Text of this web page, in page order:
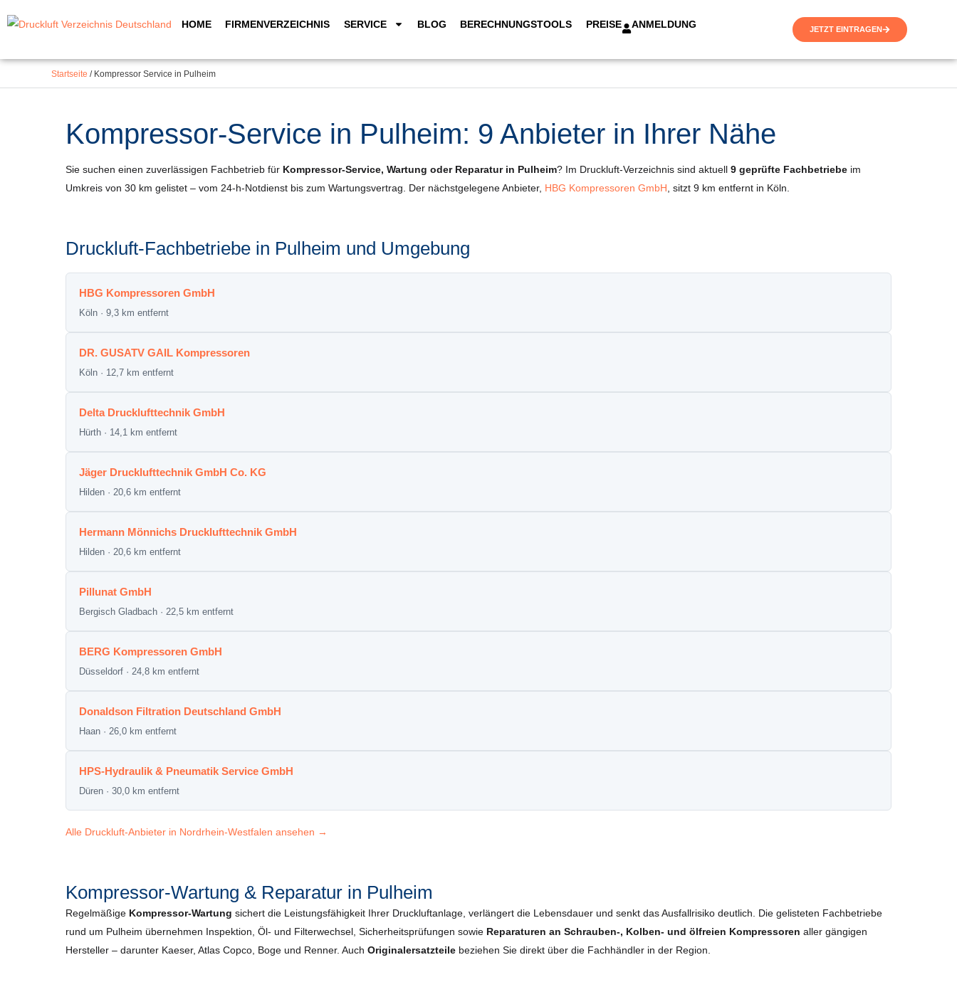
springen
Inhalt
HOME FIRMENVERZEICHNIS SERVICE BLOG BERECHNUNGSTOOLS PREISE ANMELDUNG JETZT EINTRAGEN
Startseite / Kompressor Service in Pulheim
Kompressor-Service in Pulheim: 9 Anbieter in Ihrer Nähe
Sie suchen einen zuverlässigen Fachbetrieb für Kompressor-Service, Wartung oder Reparatur in Pulheim? Im Druckluft-Verzeichnis sind aktuell 9 geprüfte Fachbetriebe im
Umkreis von 30 km gelistet – vom 24-h-Notdienst bis zum Wartungsvertrag. Der nächstgelegene Anbieter, HBG Kompressoren GmbH , sitzt 9 km entfernt in Köln.
Druckluft-Fachbetriebe in Pulheim und Umgebung
HBG Kompressoren GmbH
Köln · 9,3 km entfernt
DR. GUSATV GAIL Kompressoren
Köln · 12,7 km entfernt
Delta Drucklufttechnik GmbH
Hürth · 14,1 km entfernt
Jäger Drucklufttechnik GmbH Co. KG
Hilden · 20,6 km entfernt
Hermann Mönnichs Drucklufttechnik GmbH
Hilden · 20,6 km entfernt
Pillunat GmbH
Bergisch Gladbach · 22,5 km entfernt
BERG Kompressoren GmbH
Düsseldorf · 24,8 km entfernt
Donaldson Filtration Deutschland GmbH
Haan · 26,0 km entfernt
HPS-Hydraulik & Pneumatik Service GmbH
Düren · 30,0 km entfernt
Alle Druckluft-Anbieter in Nordrhein-Westfalen ansehen →
Kompressor-Wartung & Reparatur in Pulheim
Regelmäßige Kompressor-Wartung sichert die Leistungsfähigkeit Ihrer Druckluftanlage, verlängert die Lebensdauer und senkt das Ausfallrisiko deutlich. Die gelisteten Fachbetriebe
rund um Pulheim übernehmen Inspektion, Öl- und Filterwechsel, Sicherheits­prüfungen sowie Reparaturen an Schrauben-, Kolben- und ölfreien Kompressoren aller gängigen
Hersteller – darunter Kaeser, Atlas Copco, Boge und Renner. Auch Originalersatzteile beziehen Sie direkt über die Fachhändler in der Region.